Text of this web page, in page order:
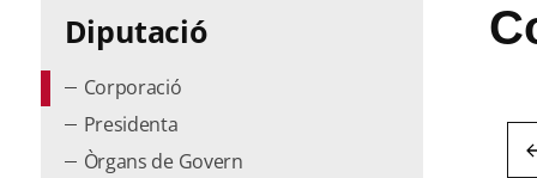
Diputació
Corporació
Presidenta
Òrgans de Govern